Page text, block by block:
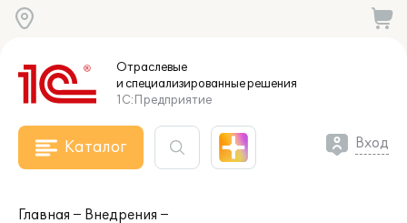
Отраслевые
и специализированныерешения
1С:Предприятие
Каталог Вход
Главная
Внедрения